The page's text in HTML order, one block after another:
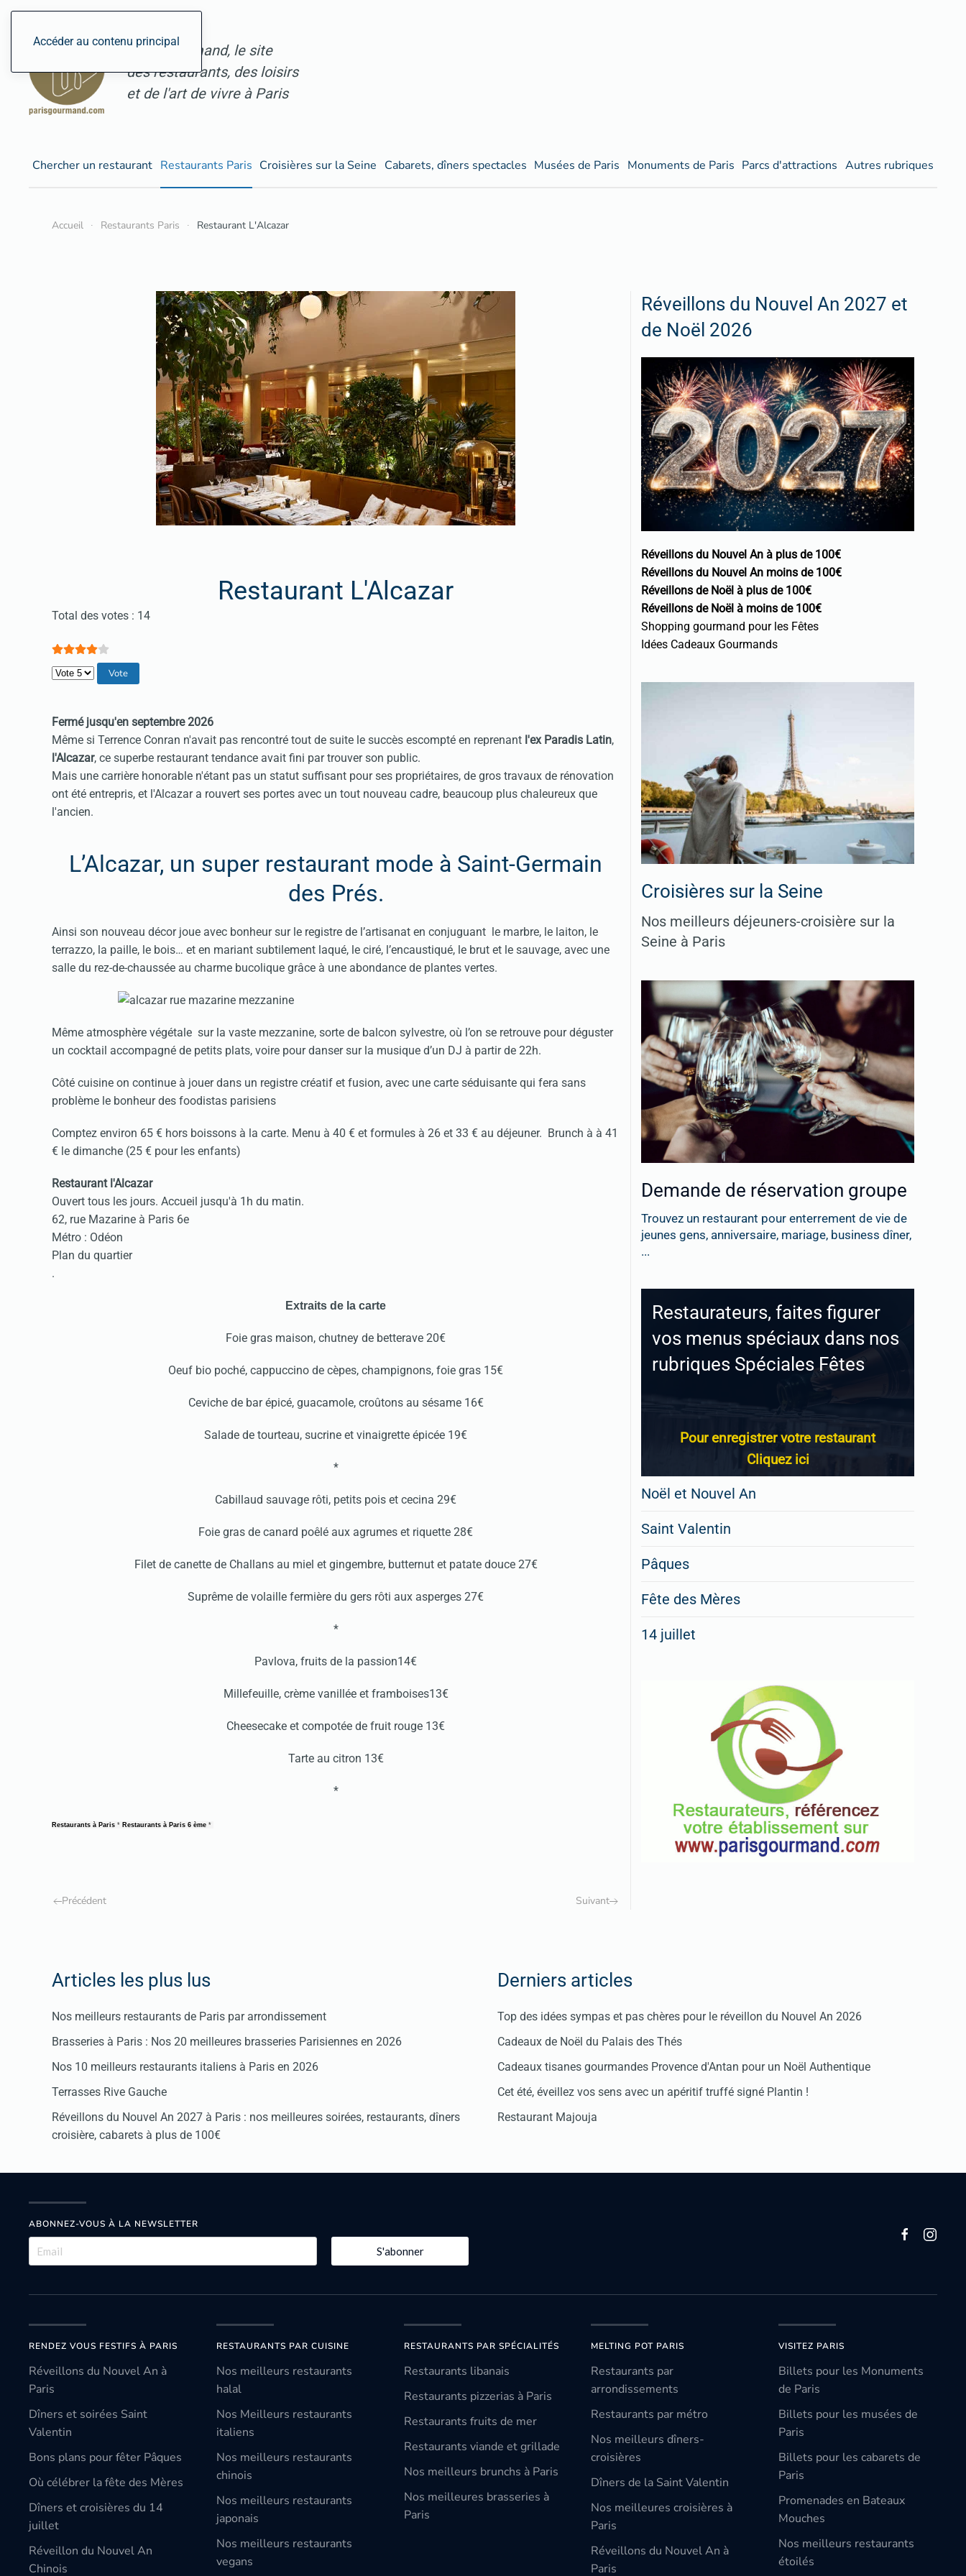
Accéder au contenu principal
ParisGourmand, le site
des restaurants, des loisirs
et de l'art de vivre à Paris
Chercher un restaurant Restaurants Paris Croisières sur la Seine Cabarets, dîners spectacles Musées de Paris Monuments de Paris Parcs d'attractions Autres rubriques
Accueil Restaurants Paris Restaurant L'Alcazar
Restaurant L'Alcazar
Vote utilisateur:4/
Total des votes : 14
Veuillez voter
Fermé jusqu'en septembre 2026
Même si Terrence Conran n'avait pas rencontré tout de suite le succès escompté en reprenant l'ex Paradis Latin,
l'Alcazar, ce superbe restaurant tendance avait fini par trouver son public.
Mais une carrière honorable n'étant pas un statut suffisant pour ses propriétaires, de gros travaux de rénovation
ont été entrepris, et l'Alcazar a rouvert ses portes avec un tout nouveau cadre, beaucoup plus chaleureux que
l'ancien.
L’Alcazar, un super restaurant mode à Saint-Germain
des Prés.
Ainsi son nouveau décor joue avec bonheur sur le registre de l’artisanat en conjuguant le marbre, le laiton, le
terrazzo, la paille, le bois… et en mariant subtilement laqué, le ciré, l’encaustiqué, le brut et le sauvage, avec une
salle du rez-de-chaussée au charme bucolique grâce à une abondance de plantes vertes.
Même atmosphère végétale sur la vaste mezzanine, sorte de balcon sylvestre, où l’on se retrouve pour déguster
un cocktail accompagné de petits plats, voire pour danser sur la musique d’un DJ à partir de 22h.
Côté cuisine on continue à jouer dans un registre créatif et fusion, avec une carte séduisante qui fera sans
problème le bonheur des foodistas parisiens
Comptez environ 65 € hors boissons à la carte. Menu à 40 € et formules à 26 et 33 € au déjeuner. Brunch à à 41
€ le dimanche (25 € pour les enfants)
Restaurant l'Alcazar
Ouvert tous les jours. Accueil jusqu'à 1h du matin.
62, rue Mazarine à Paris 6e
Métro : Odéon
Plan du quartier
.
Extraits de la carte
Foie gras maison, chutney de betterave 20€
Oeuf bio poché, cappuccino de cèpes, champignons, foie gras 15€
Ceviche de bar épicé, guacamole, croûtons au sésame 16€
Salade de tourteau, sucrine et vinaigrette épicée 19€
*
Cabillaud sauvage rôti, petits pois et cecina 29€
Foie gras de canard poêlé aux agrumes et riquette 28€
Filet de canette de Challans au miel et gingembre, butternut et patate douce 27€
Suprême de volaille fermière du gers rôti aux asperges 27€
*
Pavlova, fruits de la passion14€
Millefeuille, crème vanillée et framboises13€
Cheesecake et compotée de fruit rouge 13€
Tarte au citron 13€
*
Restaurants à Paris * Restaurants à Paris 6 ème *
Précédent Suivant
Réveillons du Nouvel An 2027 et
de Noël 2026
Réveillons du Nouvel An à plus de 100€
Réveillons du Nouvel An moins de 100€
Réveillons de Noël à plus de 100€
Réveillons de Noël à moins de 100€
Shopping gourmand pour les Fêtes
Idées Cadeaux Gourmands
Croisières sur la Seine
Nos meilleurs déjeuners-croisière sur la
Seine à Paris
Demande de réservation groupe
Trouvez un restaurant pour enterrement de vie de
jeunes gens, anniversaire, mariage, business dîner,
...
Restaurateurs, faites figurer
vos menus spéciaux dans nos
rubriques Spéciales Fêtes
Pour enregistrer votre restaurant
Cliquez ici
Noël et Nouvel An
Saint Valentin
Pâques
Fête des Mères
14 juillet
Articles les plus lus
Nos meilleurs restaurants de Paris par arrondissement
Brasseries à Paris : Nos 20 meilleures brasseries Parisiennes en 2026
Nos 10 meilleurs restaurants italiens à Paris en 2026
Terrasses Rive Gauche
Réveillons du Nouvel An 2027 à Paris : nos meilleures soirées, restaurants, dîners
croisière, cabarets à plus de 100€
Derniers articles
Top des idées sympas et pas chères pour le réveillon du Nouvel An 2026
Cadeaux de Noël du Palais des Thés
Cadeaux tisanes gourmandes Provence d'Antan pour un Noël Authentique
Cet été, éveillez vos sens avec un apéritif truffé signé Plantin !
Restaurant Majouja
ABONNEZ-VOUS À LA NEWSLETTER
S'abonner
RENDEZ VOUS FESTIFS À PARIS
Réveillons du Nouvel An à
Paris
Dîners et soirées Saint
Valentin
Bons plans pour fêter Pâques
Où célébrer la fête des Mères
Dîners et croisières du 14
juillet
Réveillon du Nouvel An
Chinois
RESTAURANTS PAR CUISINE
Nos meilleurs restaurants
halal
Nos Meilleurs restaurants
italiens
Nos meilleurs restaurants
chinois
Nos meilleurs restaurants
japonais
Nos meilleurs restaurants
vegans
RESTAURANTS PAR SPÉCIALITÉS
Restaurants libanais
Restaurants pizzerias à Paris
Restaurants fruits de mer
Restaurants viande et grillade
Nos meilleurs brunchs à Paris
Nos meilleures brasseries à
Paris
MELTING POT PARIS
Restaurants par
arrondissements
Restaurants par métro
Nos meilleurs dîners-
croisières
Dîners de la Saint Valentin
Nos meilleures croisières à
Paris
Réveillons du Nouvel An à
Paris
VISITEZ PARIS
Billets pour les Monuments
de Paris
Billets pour les musées de
Paris
Billets pour les cabarets de
Paris
Promenades en Bateaux
Mouches
Nos meilleurs restaurants
étoilés